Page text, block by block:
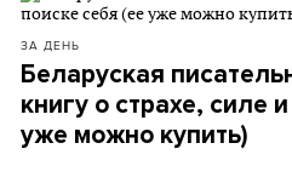
ЗА ДЕНЬ
Беларуская
книгу о страхе, силе
уже можно купить)